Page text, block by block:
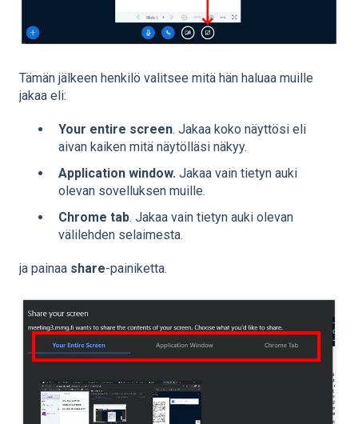
Tämän jälkeen henkilö valitsee mitä hän haluaa muille
jakaa eli:
Your entire screen. Jakaa koko näyttösi eli
aivan kaiken mitä näytölläsi näkyy.
Application window. Jakaa vain tietyn auki
olevan sovelluksen muille.
Chrome tab. Jakaa vain tietyn auki olevan
välilehden selaimesta.
ja painaa share-painiketta.